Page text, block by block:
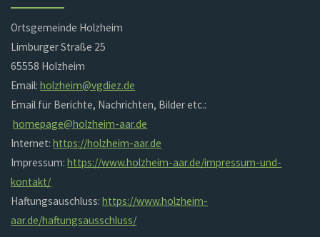
Ortsgemeinde Holzheim
Limburger Straße 25
65558 Holzheim
Email:holzheim@vgdiez.de
Email für Berichte, Nachrichten, Bilder etc.:
homepage@holzheim-aar.de
Internet:https://holzheim-aar.de
Impressum:https://www.holzheim-aar.de/impressum-und-
kontakt/
Haftungsauschluss:https://www.holzheim-
aar.de/haftungsausschluss/